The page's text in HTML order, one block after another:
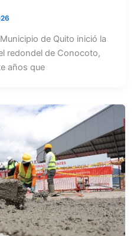
de Quito inició la
redondel de Conocoto,
años que